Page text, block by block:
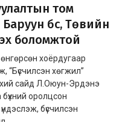
том
Баруун бүс, Төвийн
боломжтой
хоёрдугаар
“Бүсчилсэн хөгжил”
сайд Л.Оюун-Эрдэнэ
оролцсон
бүсчилсэн